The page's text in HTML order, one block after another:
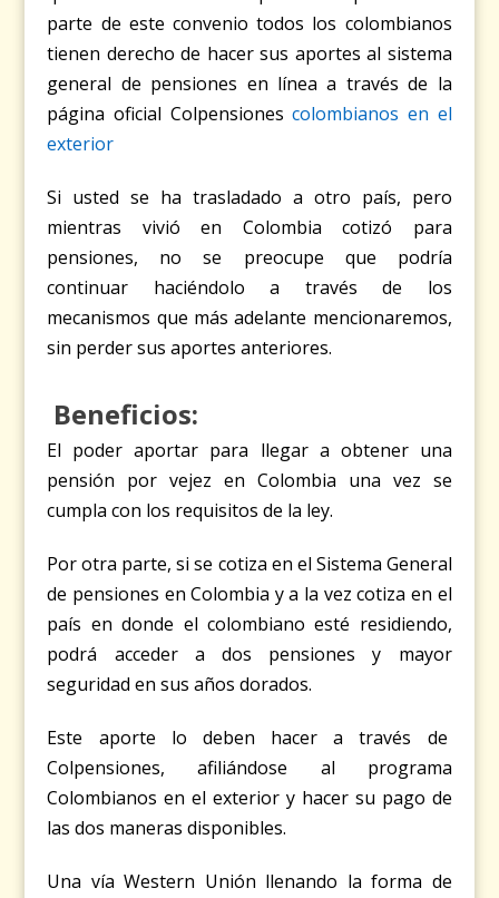
parte de este convenio todos los colombianos
tienen derecho de hacer sus aportes al sistema
general de pensiones en línea a través de la
página oficial Colpensionescolombianos en el
exterior
Si usted se ha trasladado a otro país, pero
mientras vivió en Colombia cotizó para
pensiones, no se preocupe que podría
continuar haciéndolo a través de los
mecanismos que más adelante mencionaremos,
sin perder sus aportes anteriores.
Beneficios:
El poder aportar para llegar a obtener una
pensión por vejez en Colombia una vez se
cumpla con los requisitos de la ley.
Por otra parte, si se cotiza en el Sistema General
de pensiones en Colombia y a la vez cotiza en el
país en donde el colombiano esté residiendo,
podrá acceder a dos pensiones y mayor
seguridad en sus años dorados.
Este aporte lo deben hacer a través de
Colpensiones, afiliándose al programa
Colombianos en el exterior y hacer su pago de
las dos maneras disponibles.
Una vía Western Unión llenando la forma de